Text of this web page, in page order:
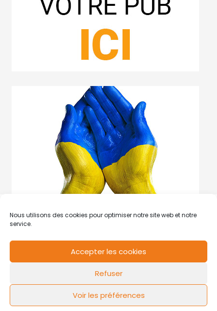
Nous utilisons des cookies pour optimiser notre site web et notre
service.
Accepter les cookies
Refuser
Voir les préférences
Mentions légales Politique de cookies
FLOW44